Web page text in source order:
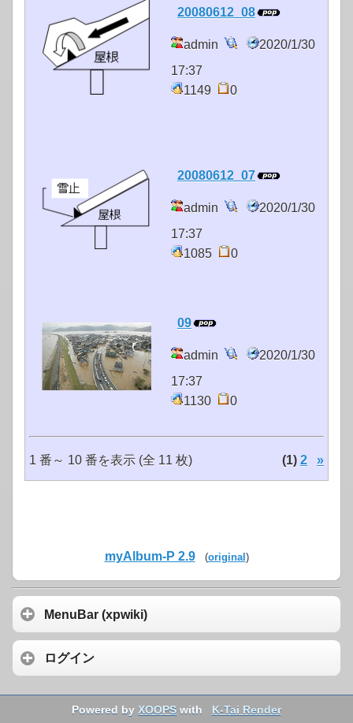
20080612_08
admin
2020/1/30
17:37
1149
0
20080612_07
admin
2020/1/30
17:37
1085
0
09
admin
2020/1/30
17:37
1130
0
1 番～ 10 番を表示 (全 11 枚) (1) 2 »
myAlbum-P 2.9 (original )
MenuBar (xpwiki)
ログイン
Powered byXOOPS with K-Tai Render